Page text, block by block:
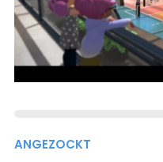
ANGEZOCKT